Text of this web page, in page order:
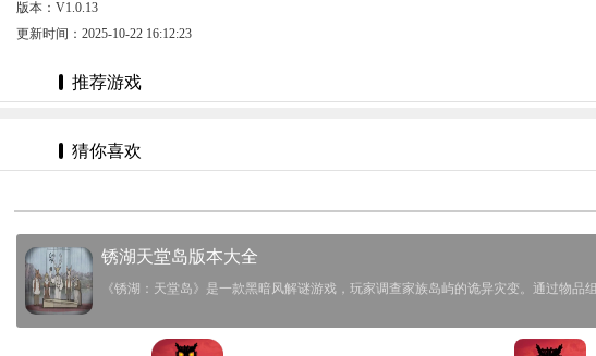
版本：V1.0.13
更新时间：2025-10-22 16:12:23
推荐游戏
猜你喜欢
锈湖天堂岛版本大全
《锈湖：天堂岛》是一款黑暗风解谜游戏，玩家调查家族岛屿的诡异灾变。通过物